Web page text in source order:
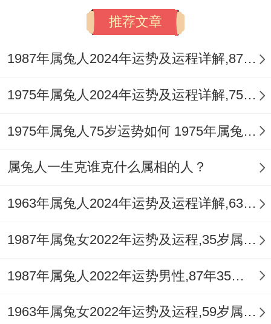
推荐文章
1987年属兔人2024年运势及运程详解,87年出生37岁肖兔人在2024全年每月运势完整版
1975年属兔人2024年运势及运程详解,75年出生49岁肖兔人在2024全年每月运势完整版
1975年属兔人75岁运势如何 1975年属兔人2022年运势分析
属兔人一生克谁克什么属相的人？
1963年属兔人2024年运势及运程详解,63年出生61岁肖兔人在2024全年每月运势完整版
1987年属兔女2022年运势及运程,35岁属兔人2022全年每月运势女性如何
1987年属兔人2022年运势男性,87年35岁属兔男2022年每月运程怎么样
1963年属兔女2022年运势及运程,59岁属兔人2022全年每月运势女性如何